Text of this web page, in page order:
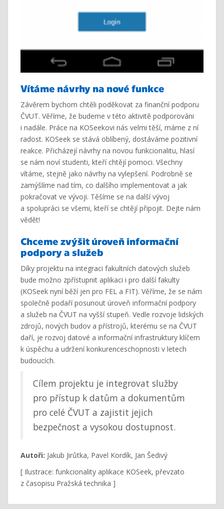
Vítáme návrhy na nové funkce
Závěrem bychom chtěli poděkovat za finanční podporu
ČVUT. Věříme, že budeme v této aktivitě podporováni
i nadále. Práce na KOSeekovi nás velmi těší, máme z ní
radost. KOSeek se stává oblíbený, dostáváme pozitivní
reakce. Přicházejí návrhy na novou funkcionalitu, hlasí
se nám noví studenti, kteří chtějí pomoci. Všechny
vítáme, stejně jako návrhy na vylepšení. Podrobně se
zamýšlíme nad tím, co dalšího implementovat a jak
pokračovat ve vývoji. Těšíme se na další vývoj
a spolupráci se všemi, kteří se chtějí připojit. Dejte nám
vědět!
Chceme zvýšit úroveň informační
podpory a služeb
Díky projektu na integraci fakultních datových služeb
bude možno zpřístupnit aplikaci i pro další fakulty
(KOSeek nyní běží jen pro FEL a FIT). Věříme, že se nám
společně podaří posunout úroveň informační podpory
a služeb na ČVUT na vyšší stupeň. Vedle rozvoje lidských
zdrojů, nových budov a přístrojů, kterému se na ČVUT
daří, je rozvoj datové a informační infrastruktury klíčem
k úspěchu a udržení konkurenceschopnosti v letech
budoucích.
Cílem projektu je integrovat služby
pro přístup k datům a dokumentům
pro celé ČVUT a zajistit jejich
bezpečnost a vysokou dostupnost.
Autoři: Jakub Jirůtka, Pavel Kordík, Jan Šedivý
[ Ilustrace: funkcionality aplikace KOSeek, převzato
z časopisu Pražská technika ]